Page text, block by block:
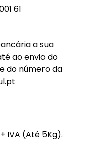
61
a sua
ao envio do
do número da
IVA (Até 5Kg).